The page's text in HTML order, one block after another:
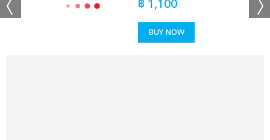
฿ 1,100
BUY NOW